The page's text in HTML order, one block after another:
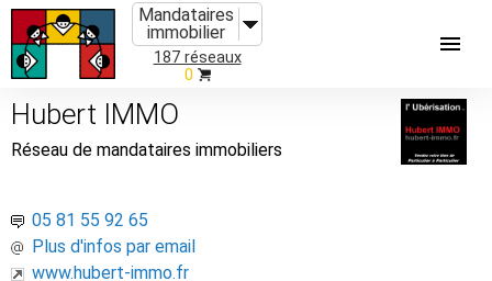
Mandataires
immobilier
187 réseaux
0
Hubert IMMO
Réseau de mandataires immobiliers
05 81 55 92 65
Plus d'infos par email
www.hubert-immo.fr